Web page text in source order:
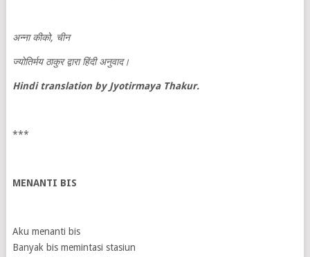
अन्नाकीको, चीन
ज्योतिर्मयठाकुरद्वाराहिंदीअनुवाद।
Hindi translation by Jyotirmaya Thakur.
***
MENANTI BIS
Aku menanti bis
Banyak bis memintasi stasiun